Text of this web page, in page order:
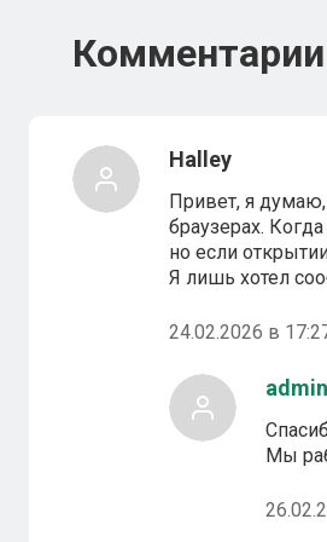
Комментарии
Halley
Привет, я
браузерах.
но если
Я лишь хотел
24.02.2026 в
admin
Мы